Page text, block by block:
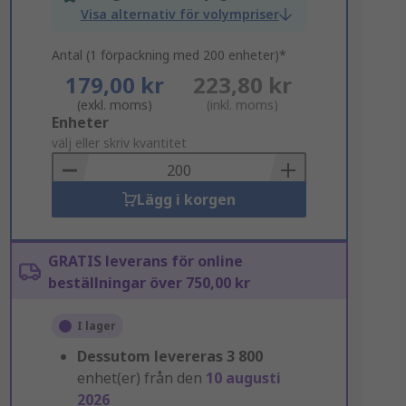
Visa alternativ för volympriser
Antal (1 förpackning med 200 enheter)*
179,00 kr
(exkl. moms)
223,80 kr
(inkl. moms)
Add
to
Basket
Enheter
välj eller skriv kvantitet
Lägg i korgen
GRATIS leverans för online
beställningar över 750,00 kr
I lager
Dessutom levereras 3 800
enhet(er) från den 10 augusti
2026